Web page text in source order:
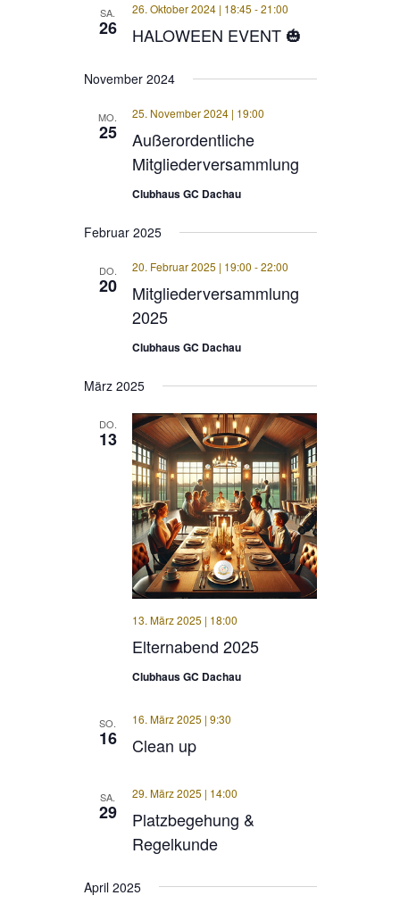
SA.
26 HALOWEEN EVENT 🎃
26. Oktober 2024 | 18:45 -21:00
November 2024
MO.
25
Außerordentliche
Mitgliederversammlung
25. November 2024 | 19:00
Clubhaus GC Dachau
Februar 2025
DO.
20
Mitgliederversammlung
2025
20. Februar 2025 | 19:00 -22:00
Clubhaus GC Dachau
März 2025
DO.
13
Elternabend 2025
13. März 2025 | 18:00
Clubhaus GC Dachau
SO.
16 Clean up
16. März 2025 | 9:30
SA.
29
Platzbegehung &
Regelkunde
29. März 2025 | 14:00
April 2025